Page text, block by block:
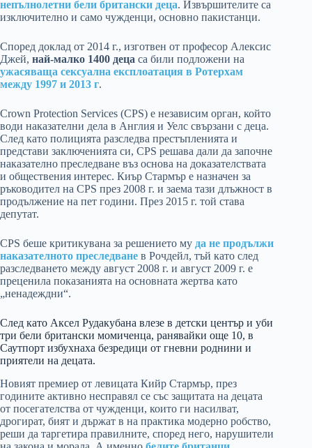
непълнолетни бели британски деца. Извършителите са
изключително и само чужденци, основно пакистанци.
Според доклад от 2014 г., изготвен от професор Алексис
Джей, най-малко 1400 деца са били подложени на
ужасяваща сексуална експлоатация в Ротерхам
между 1997 и 2013 г.
Crown Protection Services (CPS) е независим орган, който
води наказателни дела в Англия и Уелс свързани с деца.
След като полицията разследва престъпленията и
представи заключенията си, CPS решава дали да започне
наказателно преследване въз основа на доказателствата
и обществения интерес. Киър Стармър е назначен за
ръководител на CPS през 2008 г. и заема тази длъжност в
продължение на пет години. През 2015 г. той става
депутат.
CPS беше критикувана за решението му да не продължи
наказателното преследване в Рочдейл, тъй като след
разследването между август 2008 г. и август 2009 г. е
преценила показанията на основната жертва като
„ненадеждни“.
След като Аксел Рудакубана влезе в детски център и уби
три бели британски момиченца, ранявайки още 10, в
Саутпорт избухнаха безредици от гневни роднини и
приятели на децата.
Новият премиер от левицата Кийр Стармър, през
годините активно несправял се със защитата на децата
от посегателства от чужденци, които ги насилват,
дрогират, бият и държат в на практика модерно робство,
реши да таргетира правилните, според него, нарушители